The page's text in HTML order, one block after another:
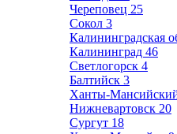
Череповец 25
Сокол 3
Калининградская
Калининград 46
Светлогорск 4
Балтийск 3
Ханты-
Нижневартовск 20
Сургут 18